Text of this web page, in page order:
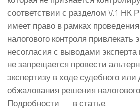
соответствии с разделом V.1 НК
имеет право в рамках
налогового контроля привлекать
несогласия с выводами
не запрещается провести
экспертизу в ходе судебного или
обжалования решения налогового
Подробности — в статье.